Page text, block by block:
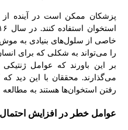
پزشکان ممکن است در آینده از
خاصی از سلول‌های بنیادی به
را می‌تواند به شکلی که برای
بر این باورند که عوامل
می‌گذارند. محققان با این دید
رفتن استخوان‌ها هستند به مطالعه
عوامل خطر در افزایش احتمال